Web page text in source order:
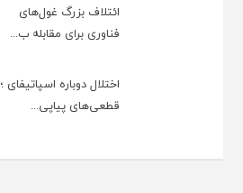
ائتلاف بزرگ غول‌های
فناوری برای مقابله ب...
اختلال دوباره اسپاتیفای ؛
قطعی‌های پیاپی...